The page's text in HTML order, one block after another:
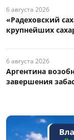
6 августа 2026
«Радеховский
крупнейших
6 августа 2026
Аргентина
завершения